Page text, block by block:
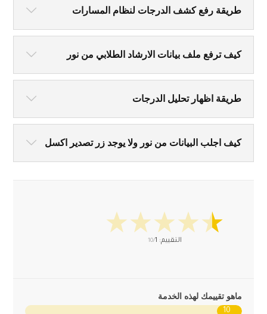
طريقة رفع كشف الدرجات لنظام المسارات
كيف ترفع ملف بيانات الارشاد الطلابي من نور
طريقة اظهار تحليل الدرجات
كيف اجلب البيانات من نور ولا يوجد زر تصدير اكسل
التقييم: 10/1
ماهو تقييمك لهذه الخدمة
10